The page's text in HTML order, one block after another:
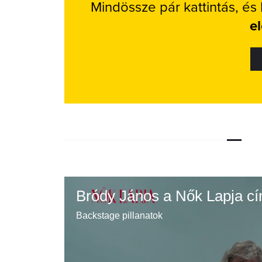
Mindössze pár kattintás,
Bródy János a Nők Lapja
Backstage pillanatok